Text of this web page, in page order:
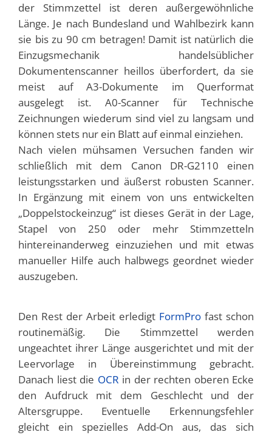
der Stimmzettel ist deren außergewöhnliche
Länge. Je nach Bundesland und Wahlbezirk kann
sie bis zu 90 cm betragen! Damit ist natürlich die
Einzugsmechanik handelsüblicher
Dokumentenscanner heillos überfordert, da sie
meist auf A3-Dokumente im Querformat
ausgelegt ist. A0-Scanner für Technische
Zeichnungen wiederum sind viel zu langsam und
können stets nur ein Blatt auf einmal einziehen.
Nach vielen mühsamen Versuchen fanden wir
schließlich mit dem Canon DR-G2110 einen
leistungsstarken und äußerst robusten Scanner.
In Ergänzung mit einem von uns entwickelten
„Doppelstockeinzug“ ist dieses Gerät in der Lage,
Stapel von 250 oder mehr Stimmzetteln
hintereinanderweg einzuziehen und mit etwas
manueller Hilfe auch halbwegs geordnet wieder
auszugeben.
Den Rest der Arbeit erledigt FormPro fast schon
routinemäßig. Die Stimmzettel werden
ungeachtet ihrer Länge ausgerichtet und mit der
Leervorlage in Übereinstimmung gebracht.
Danach liest die OCR in der rechten oberen Ecke
den Aufdruck mit dem Geschlecht und der
Altersgruppe. Eventuelle Erkennungsfehler
gleicht ein spezielles Add-On aus, das sich